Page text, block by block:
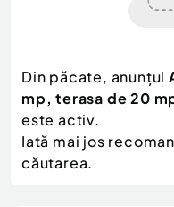
Electronice si
Mama si copilul
Moda si frumusete
Sport, timp liber, arta
Agro si Industrie
Scutere - ATV - UTV
Autoutilitare
Ambarcatiuni
Camioane - Rulote -
Motociclete
Din păcate, anunțul
mp, terasa de 20
este activ.
Iată mai jos
căutarea.